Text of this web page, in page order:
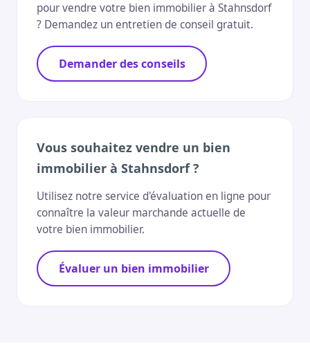
pour vendre votre bien immobilier à Stahnsdorf
? Demandez un entretien de conseil gratuit.
Demander des conseils
Vous souhaitez vendre un bien
immobilier à Stahnsdorf ?
Utilisez notre service d'évaluation en ligne pour
connaître la valeur marchande actuelle de
votre bien immobilier.
Évaluer un bien immobilier